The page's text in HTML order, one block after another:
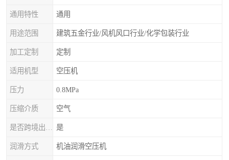
通用特性 通用
用途范围 建筑五金行业/风机风口行业/化学包装行业
加工定制 定制
适用机型 空压机
压力 0.8MPa
压缩介质 空气
是
润滑方式 机油润滑空压机